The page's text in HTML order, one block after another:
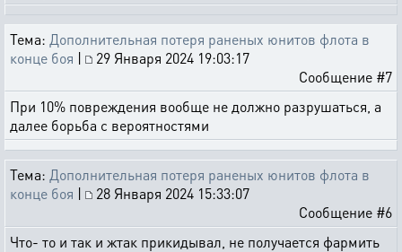
Тема: Дополнительная потеря раненых юнитов флота в
конце боя |
29 Января 2024 19:03:17
Сообщение #7
При 10% повреждения вообще не должно разрушаться, а
далее борьба с вероятностями
Тема: Дополнительная потеря раненых юнитов флота в
конце боя |
28 Января 2024 15:33:07
Сообщение #6
Что- то и так и жтак прикидывал, не получается фармить